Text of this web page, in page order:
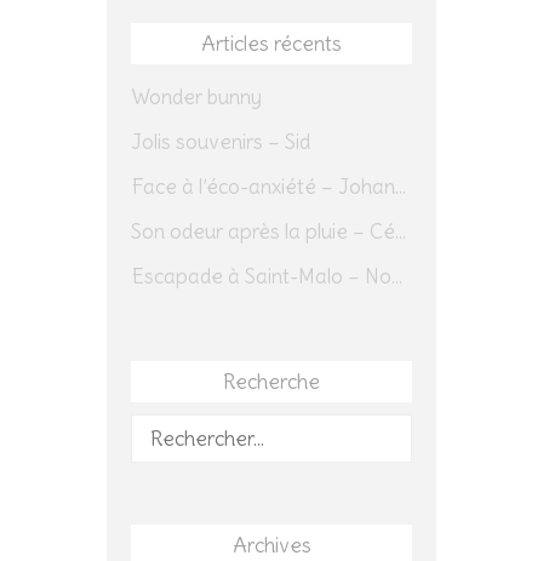
Articles récents
Wonder bunny
Jolis souvenirs – Sid
Face à l’éco-anxiété – Johannes Herrmann
Son odeur après la pluie – Cédric Sapin-Defour
Escapade à Saint-Malo – Novembre 2025 – Jour 1
Recherche
Rechercher :
Archives